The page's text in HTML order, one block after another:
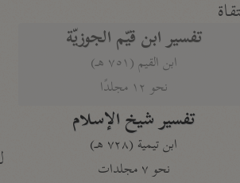
تفسير ابن قيّم الجوزيّة
ابن القيم (٧٥١ هـ)
نحو ١٢ مجلدًا
تفسير شيخ الإسلام
ابن تيمية (٧٢٨ هـ)
نحو ٧ مجلدات